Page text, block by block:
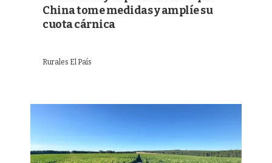
China tome medidas y amplíe su
cuota cárnica
Rurales El País